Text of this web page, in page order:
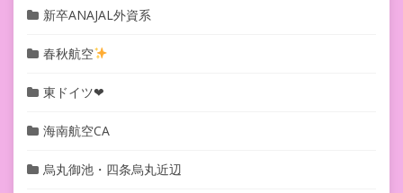
新卒ANAJAL外資系
春秋航空
東ドイツ❤︎
海南航空CA
烏丸御池・四条烏丸近辺